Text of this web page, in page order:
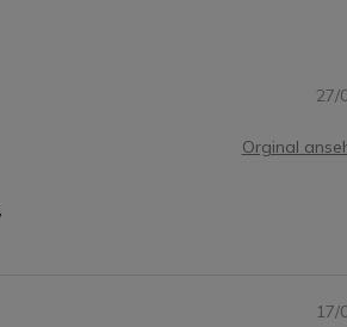
27/
Orginal
17/